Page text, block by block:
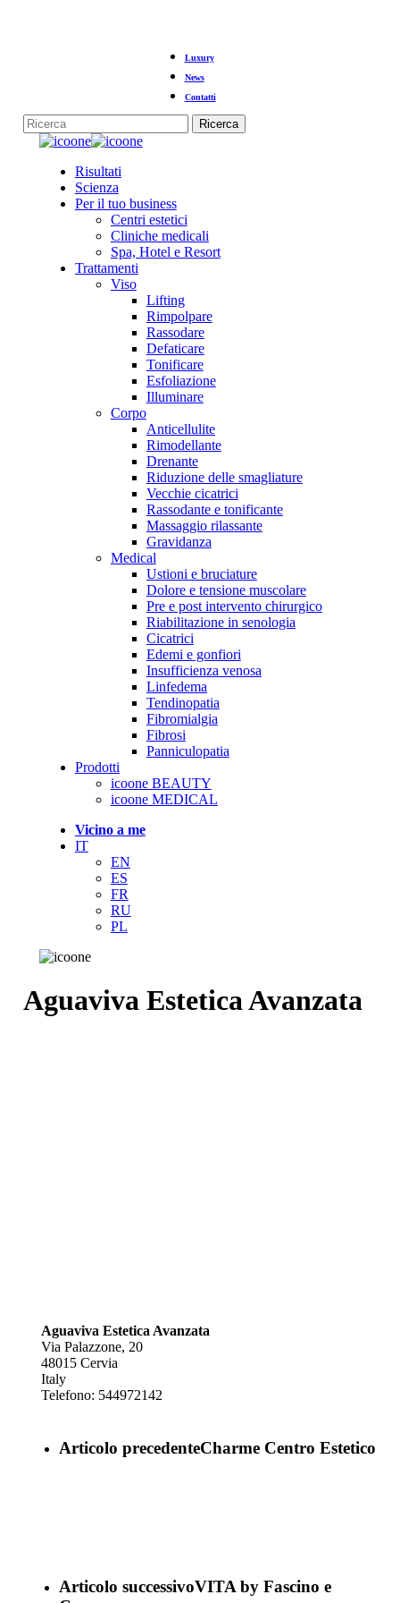
Luxury
News
Contatti
Ricerca
Chiudi
Menu
Risultati
Scienza
Per il tuo business
Centri estetici
Cliniche medicali
Spa, Hotel e Resort
Trattamenti
Viso
Lifting
Rimpolpare
Rassodare
Defaticare
Tonificare
Esfoliazione
Illuminare
Corpo
Anticellulite
Rimodellante
Drenante
Riduzione delle smagliature
Vecchie cicatrici
Rassodante e tonificante
Massaggio rilassante
Gravidanza
Medical
Ustioni e bruciature
Dolore e tensione muscolare
Pre e post intervento chirurgico
Riabilitazione in senologia
Cicatrici
Edemi e gonfiori
Insufficienza venosa
Linfedema
Tendinopatia
Fibromialgia
Fibrosi
Panniculopatia
Prodotti
icoone BEAUTY
icoone MEDICAL
Vicino a me
IT
EN
ES
FR
RU
PL
Aguaviva Estetica Avanzata
Aguaviva Estetica Avanzata
Via Palazzone, 20
48015 Cervia
Italy
Telefono: 544972142
Articolo precedenteCharme Centro Estetico
Articolo successivoVITA by Fascino e